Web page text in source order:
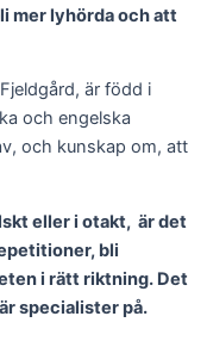
mer lyhörda och att
är född i
och engelska
och kunskap om, att
eller i otakt, är det
bli
i rätt riktning. Det
specialister på.